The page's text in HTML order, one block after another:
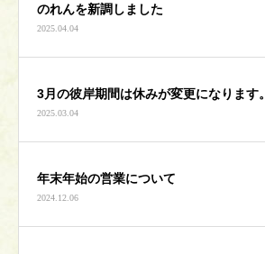
のれんを新調しました
2025.04.04
3月の彼岸期間は休みが変更になります。
2025.03.04
年末年始の営業について
2024.12.06